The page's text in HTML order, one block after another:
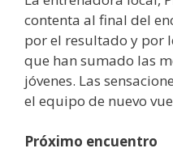
contenta al final del
por el resultado y por
que han sumado las
jóvenes. Las
el equipo de nuevo
Próximo encuentro